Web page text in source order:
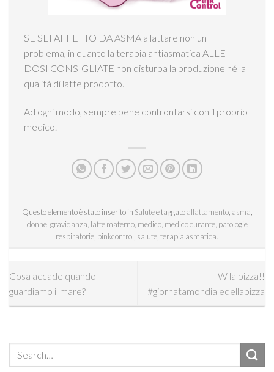
SE SEI AFFETTO DA ASMA allattare non un
problema, in quanto la terapia antiasmatica ALLE
DOSI CONSIGLIATE non disturba la produzione né la
qualità di latte prodotto.
Ad ogni modo, sempre bene confrontarsi con il proprio
medico.
Questo elemento è stato inserito in Salutee taggatoallattamento, asma,
donne,gravidanza, latte materno, medico, medico curante, patologie
respiratorie, pinkcontrol, salute,terapia asmatica.
Cosa accade quando
guardiamo il mare?
W la pizza!!
#giornatamondialedellapizza